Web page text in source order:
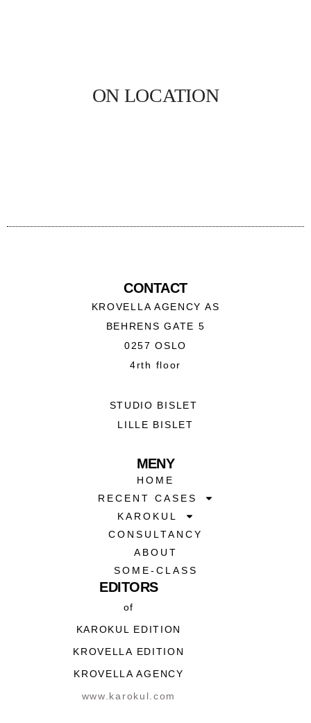
ON LOCATION
CONTACT
KROVELLA AGENCY AS
BEHRENS GATE 5
0257 OSLO
4rth floor
STUDIO BISLET
LILLE BISLET
MENY
HOME
RECENT CASES
KAROKUL
CONSULTANCY
ABOUT
SOME-CLASS
EDITORS
of
KAROKUL EDITION
KROVELLA EDITION
KROVELLA AGENCY
www.karokul.com